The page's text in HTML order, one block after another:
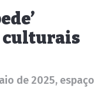
culturais
de 2025, espaço